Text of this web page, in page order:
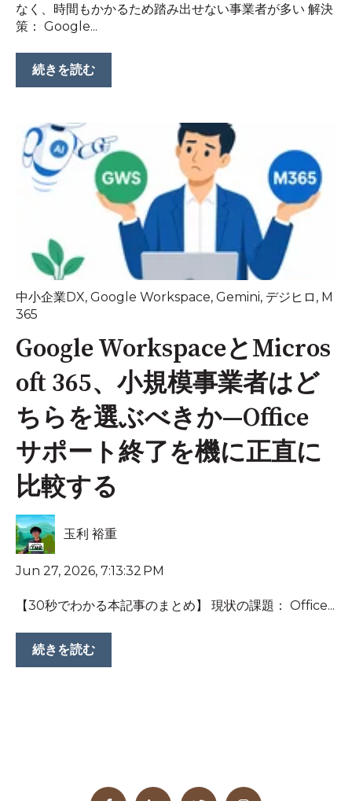
なく、時間もかかるため踏み出せない事業者が多い 解決
策： Google...
続きを読む
中小企業DX, Google Workspace, Gemini, デジヒロ , M
365
Google WorkspaceとMicros
oft 365、小規模事業者はど
ちらを選ぶべきか—Office
サポート終了を機に正直に
比較する
玉利 裕重
Jun 27, 2026, 7:13:32 PM
【30秒でわかる本記事のまとめ】 現状の課題： Office...
続きを読む